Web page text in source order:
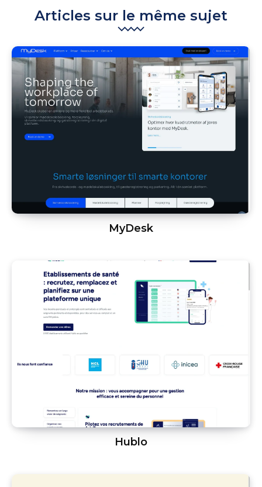
Articles sur le même sujet
MyDesk
Hublo